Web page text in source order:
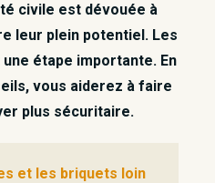
civile est dévouée à
leur plein potentiel. Les
étape importante. En
vous aiderez à faire
plus sécuritaire.
et les briquets loin